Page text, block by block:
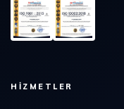
HIZMETLER